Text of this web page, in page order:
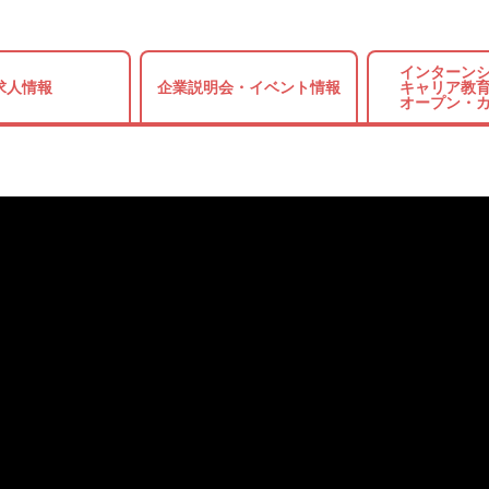
人情報 企業説明会・ イベント情報
インターン
キャリア教
オープン・